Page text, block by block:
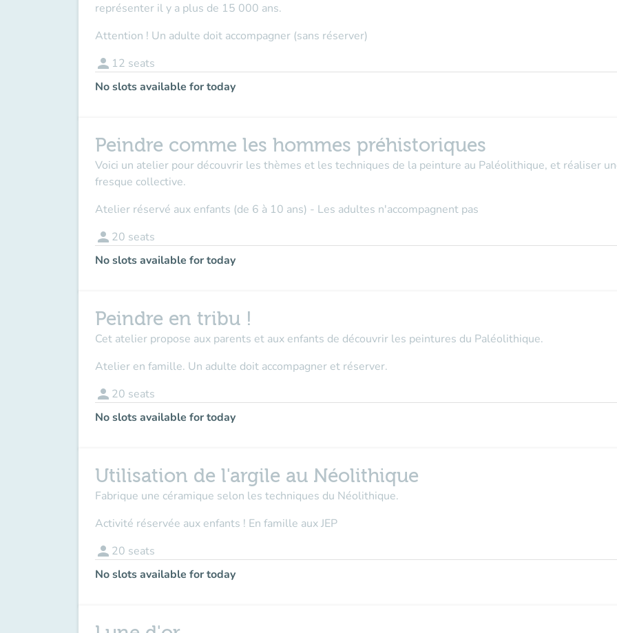
représenter il y a plus de 15 000 ans.
Attention ! Un adulte doit accompagner (sans réserver)
person 12 seats
No slots available for today
Peindre comme les hommes préhistoriques
Voici un atelier pour découvrir les thèmes et les techniques de la peinture au Paléolithique, et réaliser
fresque collective.
Atelier réservé aux enfants (de 6 à 10 ans) - Les adultes n'accompagnent pas
person 20 seats
No slots available for today
Peindre en tribu !
Cet atelier propose aux parents et aux enfants de découvrir les peintures du Paléolithique.
Atelier en famille. Un adulte doit accompagner et réserver.
person 20 seats
No slots available for today
Utilisation de l'argile au Néolithique
Fabrique une céramique selon les techniques du Néolithique.
Activité réservée aux enfants ! En famille aux JEP
person 20 seats
No slots available for today